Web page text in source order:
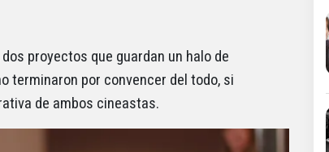
proyectos que guardan un halo de
terminaron por convencer del todo, si
de ambos cineastas.